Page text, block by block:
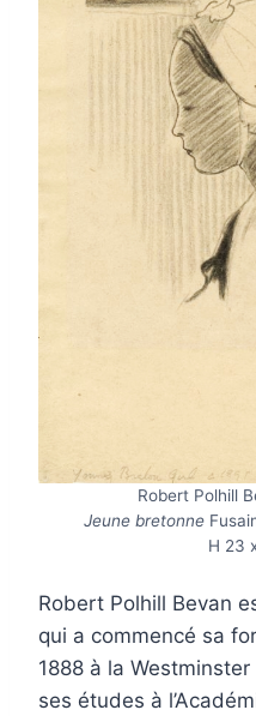
Robert Polhill
Jeune bretonne
H 23
Robert Polhill Bevan
qui a commencé sa
1888 à la
ses études à